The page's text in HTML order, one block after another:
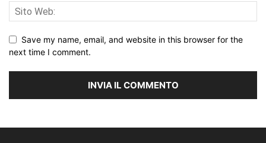
Save my name, email, and website in this browser for the
next time I comment.